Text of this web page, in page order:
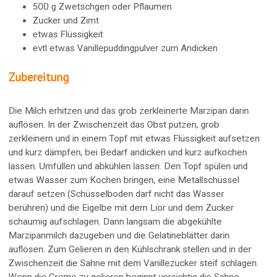
500 g Zwetschgen oder Pflaumen
Zucker und Zimt
etwas Flüssigkeit
evtl etwas Vanillepuddingpulver zum Andicken
Zubereitung
Die Milch erhitzen und das grob zerkleinerte Marzipan darin
auflösen. In der Zwischenzeit das Obst putzen, grob
zerkleinern und in einem Topf mit etwas Flüssigkeit aufsetzen
und kurz dämpfen, bei Bedarf andicken und kurz aufkochen
lassen. Umfüllen und abkühlen lassen. Den Topf spülen und
etwas Wasser zum Kochen bringen, eine Metallschüssel
darauf setzen (Schüsselboden darf nicht das Wasser
berühren) und die Eigelbe mit dem Liör und dem Zucker
schaumig aufschlagen. Dann langsam die abgekühlte
Marzipanmilch dazugeben und die Gelatineblätter darin
auflösen. Zum Gelieren in den Kühlschrank stellen und in der
Zwischenzeit die Sahne mit dem Vanillezucker steif schlagen.